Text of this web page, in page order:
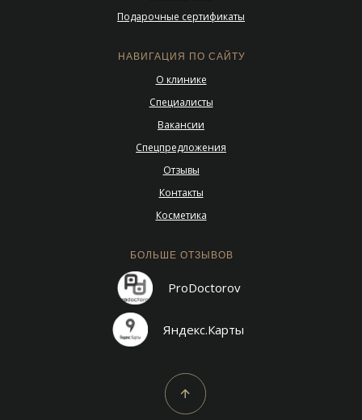
НАВИГАЦИЯ ПО САЙТУ
БОЛЬШЕ ОТЗЫВОВ
О клинике
Специалисты
Вакансии
Спецпредложения
Отзывы
Контакты
Косметика
ProDoctorov
Яндекс.Карты
Подарочные сертификаты